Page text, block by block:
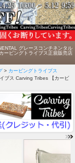
グレースコンチネンタル
カービングトライブス正規販売店
> カービングトライブス
ブス Carving Tribes 【カービ